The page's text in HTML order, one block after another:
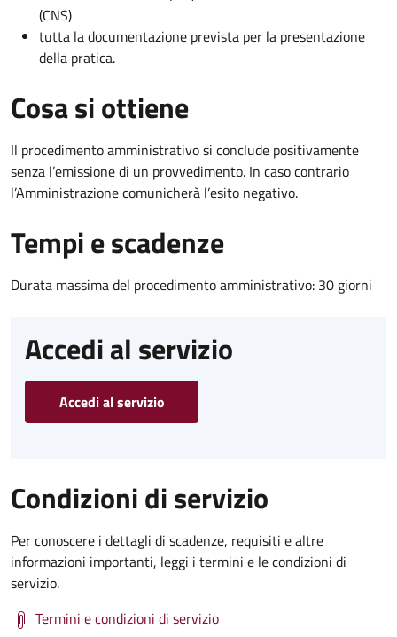
(CNS)
tutta la documentazione prevista per la presentazione
della pratica.
Cosa si ottiene
Il procedimento amministrativo si conclude positivamente
senza l’emissione di un provvedimento. In caso contrario
l’Amministrazione comunicherà l’esito negativo.
Tempi e scadenze
Durata massima del procedimento amministrativo: 30 giorni
Accedi al servizio
Accedi al servizio
Condizioni di servizio
Per conoscere i dettagli di scadenze, requisiti e altre
informazioni importanti, leggi i termini e le condizioni di
servizio.
Termini e condizioni di servizio